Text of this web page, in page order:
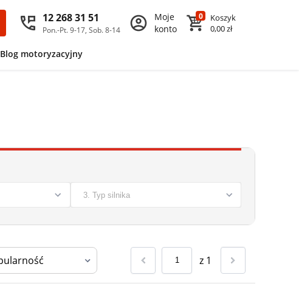
12 268 31 51
Pon.-Pt. 9-17, Sob. 8-14
Moje
konto
0
Koszyk
0,00 zł
Blog motoryzacyjny
z 1